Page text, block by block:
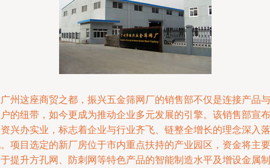
州这座商贸之都，振兴五金筛网厂的销售部不仅是连接产品与
的纽带，如今更成为推动企业多元发展的引擎。该销售部宣布
兴办实业，标志着企业与行业齐飞、链整全增长的理念深入落
项目选定的新厂房位于市内重点扶持的产业园区，资金将主要
提升方孔网、防刺网等特色产品的智能制造水平及增设金属制